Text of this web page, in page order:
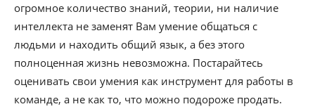
огромное количество знаний, теории, ни наличие
интеллекта не заменят Вам умение общаться с
людьми и находить общий язык, а без этого
полноценная жизнь невозможна. Постарайтесь
оценивать свои умения как инструмент для работы в
команде, а не как то, что можно подороже продать.